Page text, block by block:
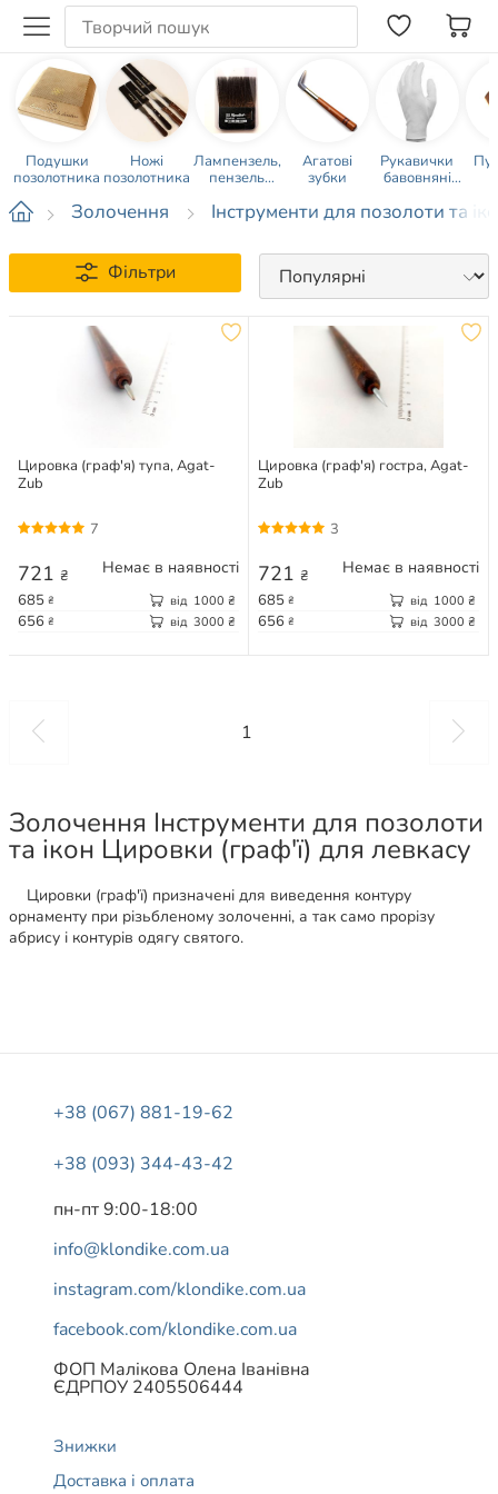
Подушки
позолотника
Ножі
позолотника
Лампензель,
пензель
Агатові
зубки
Рукавички
бавовняні
Золочення Інструменти для позолоти та
Фільтри
Цировка (граф'я) тупа, Agat-
Zub
7
721 ₴ Немає в наявності
685 ₴ від 1000 ₴
656 ₴ від 3000 ₴
Цировка (граф'я) гостра, Agat-
Zub
3
721 ₴ Немає в наявності
685 ₴ від 1000 ₴
656 ₴ від 3000 ₴
1
Золочення Інструменти для позолоти
та ікон Цировки (граф'ї) для левкасу
Цировки (граф'ї) призначені для виведення контуру
орнаменту при різьбленому золоченні, а так само прорізу
абрису і контурів одягу святого.
+38 (067) 881-19-62
+38 (093) 344-43-42
пн-пт 9:00-18:00
info@klondike.com.ua
instagram.com/klondike.com.ua
facebook.com/klondike.com.ua
ФОП Малікова Олена Іванівна
ЄДРПОУ 2405506444
Знижки
Доставка і оплата